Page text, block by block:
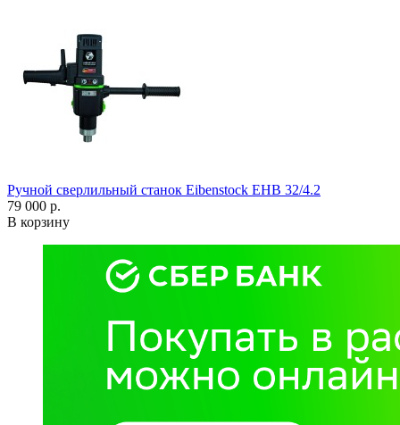
Ручной сверлильный станок Eibenstock EHB 32/4.2
79 000 р.
В корзину